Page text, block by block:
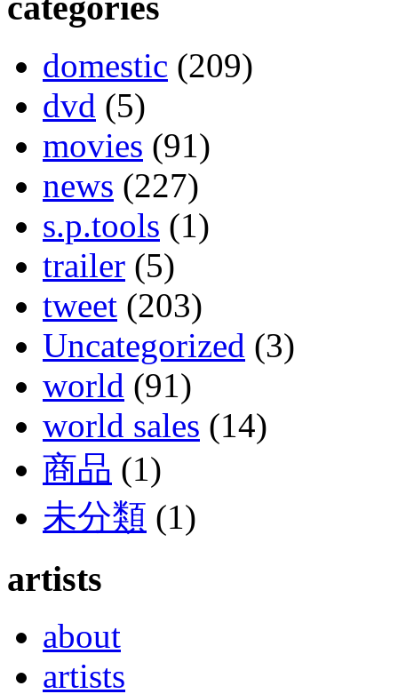
domestic (209)
dvd (5)
movies (91)
news (227)
s.p.tools (1)
trailer (5)
tweet (203)
Uncategorized (3)
world (91)
world sales (14)
商品 (1)
未分類 (1)
artists
about
artists